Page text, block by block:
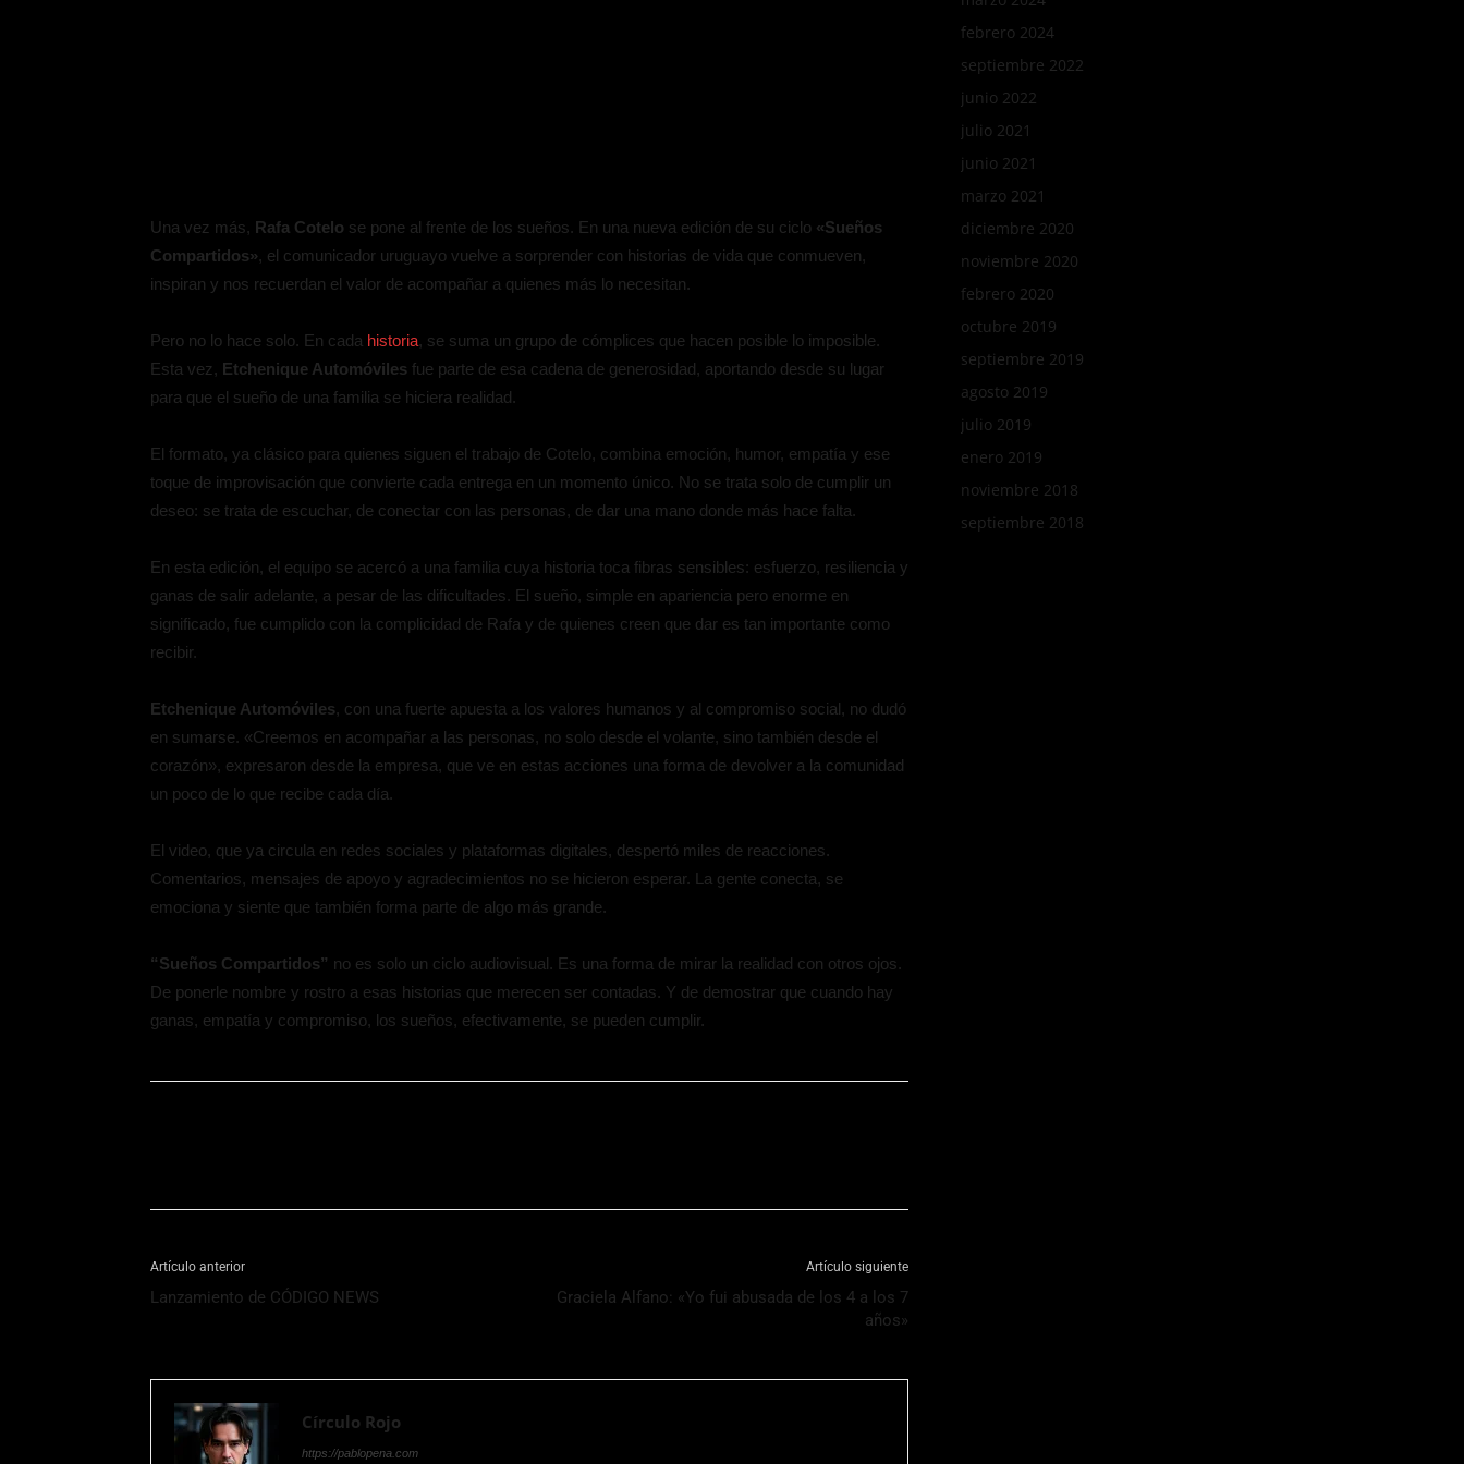
Una vez más, Rafa Cotelo se pone al frente de los sueños. En una nueva edición de su ciclo «Sueños
Compartidos», el comunicador uruguayo vuelve a sorprender con historias de vida que conmueven,
inspiran y nos recuerdan el valor de acompañar a quienes más lo necesitan.
Pero no lo hace solo. En cada historia, se suma un grupo de cómplices que hacen posible lo imposible.
Esta vez, Etchenique Automóviles fue parte de esa cadena de generosidad, aportando desde su lugar
para que el sueño de una familia se hiciera realidad.
El formato, ya clásico para quienes siguen el trabajo de Cotelo, combina emoción, humor, empatía y ese
toque de improvisación que convierte cada entrega en un momento único. No se trata solo de cumplir un
deseo: se trata de escuchar, de conectar con las personas, de dar una mano donde más hace falta.
En esta edición, el equipo se acercó a una familia cuya historia toca fibras sensibles: esfuerzo, resiliencia y
ganas de salir adelante, a pesar de las dificultades. El sueño, simple en apariencia pero enorme en
significado, fue cumplido con la complicidad de Rafa y de quienes creen que dar es tan importante como
recibir.
Etchenique Automóviles, con una fuerte apuesta a los valores humanos y al compromiso social, no dudó
en sumarse. «Creemos en acompañar a las personas, no solo desde el volante, sino también desde el
corazón», expresaron desde la empresa, que ve en estas acciones una forma de devolver a la comunidad
un poco de lo que recibe cada día.
El video, que ya circula en redes sociales y plataformas digitales, despertó miles de reacciones.
Comentarios, mensajes de apoyo y agradecimientos no se hicieron esperar. La gente conecta, se
emociona y siente que también forma parte de algo más grande.
“Sueños Compartidos” no es solo un ciclo audiovisual. Es una forma de mirar la realidad con otros ojos.
De ponerle nombre y rostro a esas historias que merecen ser contadas. Y de demostrar que cuando hay
ganas, empatía y compromiso, los sueños, efectivamente, se pueden cumplir.
Artículo anterior
Lanzamiento de CÓDIGO NEWS
Artículo siguiente
Graciela Alfano: «Yo fui abusada de los 4 a los 7
años»
Círculo Rojo
https://pablopena.com
febrero 2024
septiembre 2022
junio 2022
julio 2021
junio 2021
marzo 2021
diciembre 2020
noviembre 2020
febrero 2020
octubre 2019
septiembre 2019
agosto 2019
julio 2019
enero 2019
noviembre 2018
septiembre 2018